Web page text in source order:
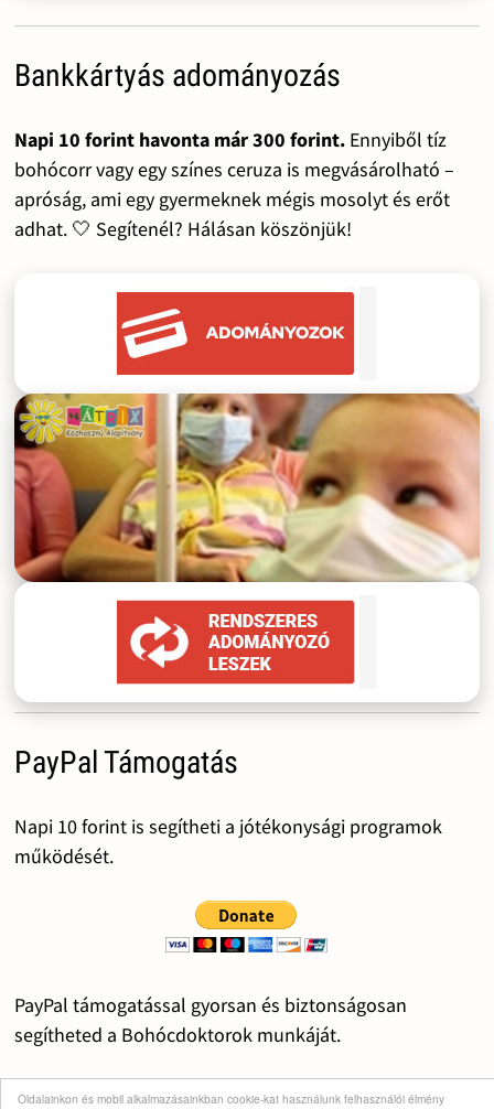
Oldalainkon és mobil alkalmazásainkban cookie-kat használunk felhasználói élmény
Bankkártyás adományozás
Napi 10 forint havonta már 300 forint.Ennyiből tíz
bohócorr vagy egy színes ceruza is megvásárolható –
apróság, ami egy gyermeknek mégis mosolyt és erőt
adhat. 🤍 Segítenél? Hálásan köszönjük!
PayPal Támogatás
Napi 10 forint is segítheti a jótékonysági programok
működését.
PayPal támogatással gyorsan és biztonságosan
segítheted a Bohócdoktorok munkáját.
Egyetlen kattintással valódi mosolyt és lelki támogatást